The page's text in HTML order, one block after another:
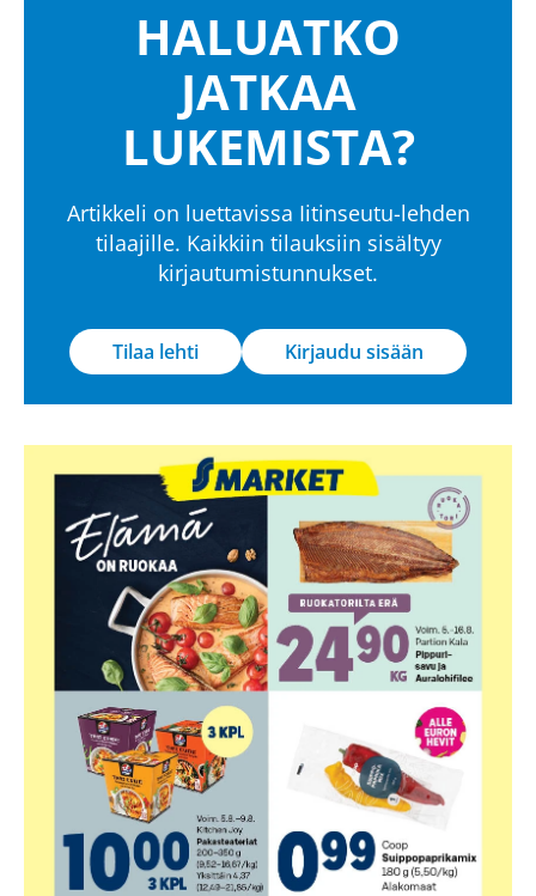
HALUATKO
JATKAA
LUKEMISTA?
Artikkeli on luettavissa Iitinseutu-lehden
tilaajille. Kaikkiin tilauksiin sisältyy
kirjautumistunnukset.
Tilaa lehti Kirjaudu sisään